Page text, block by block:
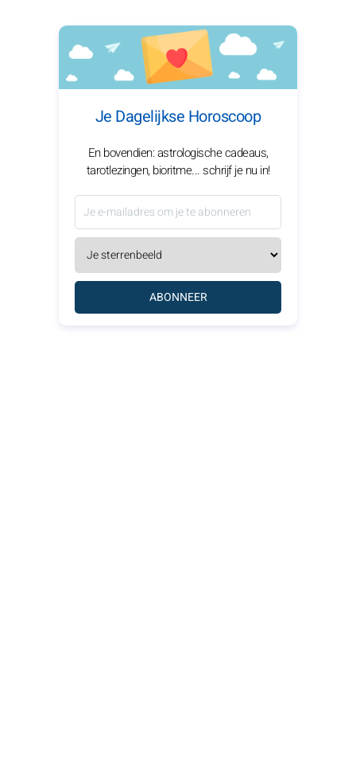
Je Dagelijkse Horoscoop
En bovendien: astrologische cadeaus,
tarotlezingen, bioritme... schrijf je nu in!
ABONNEER